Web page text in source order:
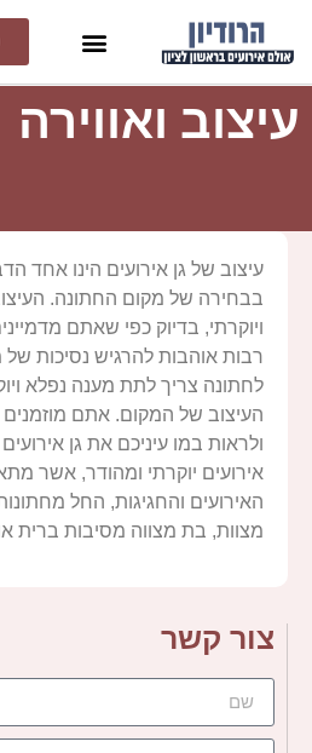
עיצוב ואווירה
עיצוב של גן אירועים הינו אחד
בבחירה של מקום החתונה.
ויוקרתי, בדיוק כפי שאתם
רבות אוהבות להרגיש נסיכות של
לחתונה צריך לתת מענה נפלא
העיצוב של המקום. אתם
ולראות במו עיניכם את גן
אירועים יוקרתי ומהודר, אשר
האירועים והחגיגות, החל
מצוות, בת מצווה מסיבות ברית
צור קשר